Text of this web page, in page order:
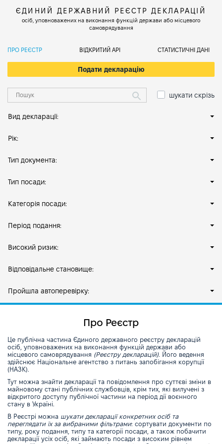
ЄДИНИЙ ДЕРЖАВНИЙ РЕЄСТР ДЕКЛАРАЦІЙ
осіб, уповноважених на виконання функцій держави або місцевого
самоврядування
ПРО РЕЄСТР ВІДКРИТИЙ АРІ СТАТИСТИЧНІ ДАНІ
Подати декларацію
шукати скрізь
Вид декларації:
Рік:
Тип документа:
Тип посади:
Категорія посади:
Період подання:
Високий ризик:
Відповідальне становище:
Пройшла автоперевірку:
Про Реєстр
Це публічна частина Єдиного державного реєстру декларацій
осіб, уповноважених на виконання функцій держави або
місцевого самоврядування (Реєстру декларацій). Його ведення
здійснює Національне агентство з питань запобігання корупції
(НАЗК).
Тут можна знайти декларації та повідомлення про суттєві зміни в
майновому стані публічних службовців, крім тих, які вилучені з
відкритого доступу публічної частини на період дії воєнного
стану в Україні.
В Реєстрі можна шукати декларації конкретних осіб та
переглядати їх за вибраними фільтрами: сортувати документи по
типу, року подання, типу та категорії посади, а також побачити
декларації усіх осіб, які займають посади з високим рівнем